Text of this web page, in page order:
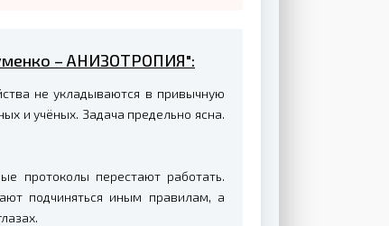
– АНИЗОТРОПИЯ":
не укладываются в привычную
и учёных. Задача предельно ясна.
протоколы перестают работать.
подчиняться иным правилам, а